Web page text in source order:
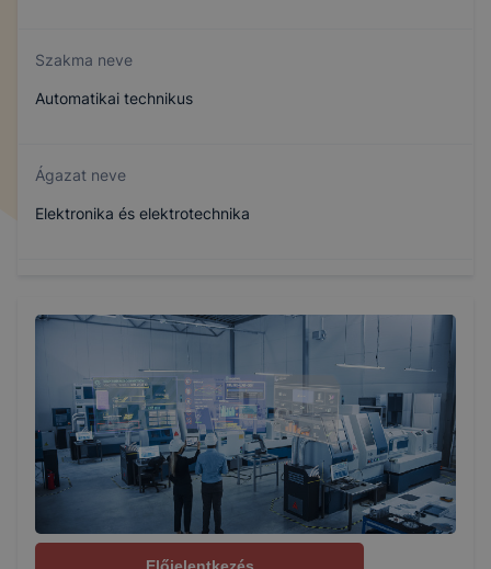
Szakma neve
Automatikai technikus
Ágazat neve
Elektronika és elektrotechnika
507140401
Képzés időtartama
5 év
Választható szakmairányok:
Autóipar